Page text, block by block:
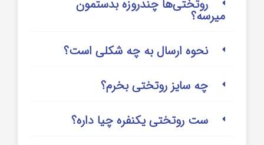
روتختی‌‌ها چندروزه بدستمون
میرسه؟
نحوه ارسال به چه شکلی است؟
چه سایز روتختی بخرم؟
ست روتختی یکنفره چیا داره؟